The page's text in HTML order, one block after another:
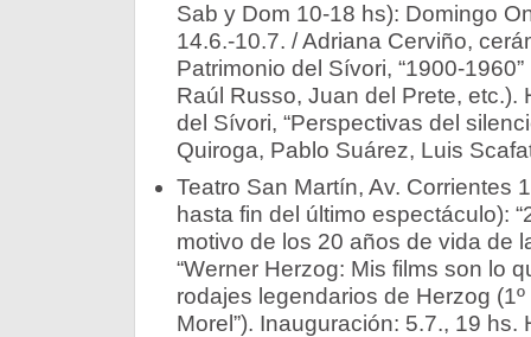
Sab y Dom 10-18 hs): Domingo
14.6.-10.7. / Adriana Cerviño,
Patrimonio del Sívori, “1900-
Raúl Russo, Juan del Prete, etc.).
del Sívori, “Perspectivas del
Quiroga, Pablo Suárez, Luis
Teatro San Martín, Av. Corrientes
hasta fin del último espectáculo):
motivo de los 20 años de vida de
“Werner Herzog: Mis films son lo
rodajes legendarios de Herzog
Morel”). Inauguración: 5.7., 19 hs.